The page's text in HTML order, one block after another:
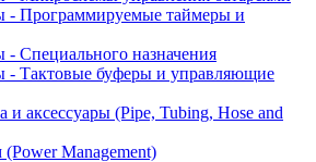
- Программируемые таймеры и
Специального назначения
- Тактовые буферы и управляющие
аксессуары (Pipe, Tubing, Hose and
Management)